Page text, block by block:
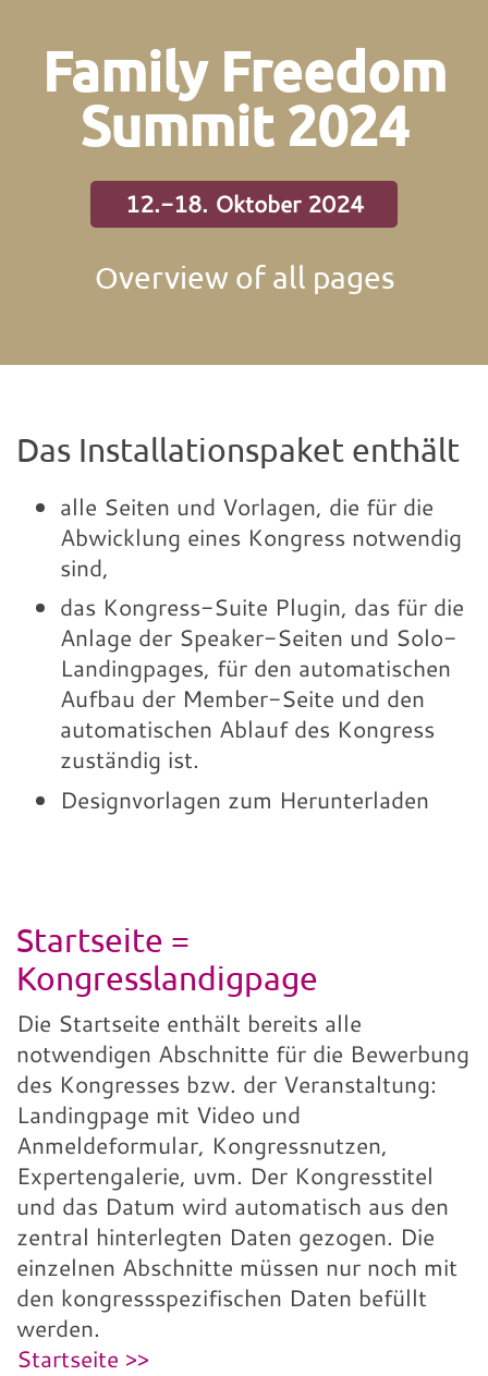
Family Freedom
Summit 2024
12.-18. Oktober 2024
Overview of all pages
Das Installationspaket enthält
alle Seiten und Vorlagen, die für die
Abwicklung eines Kongress notwendig
sind,
das Kongress-Suite Plugin, das für die
Anlage der Speaker-Seiten und Solo-
Landingpages, für den automatischen
Aufbau der Member-Seite und den
automatischen Ablauf des Kongress
zuständig ist.
Designvorlagen zum Herunterladen
Startseite =
Kongresslandigpage
Die Startseite enthält bereits alle
notwendigen Abschnitte für die Bewerbung
des Kongresses bzw. der Veranstaltung:
Landingpage mit Video und
Anmeldeformular, Kongressnutzen,
Expertengalerie, uvm. Der Kongresstitel
und das Datum wird automatisch aus den
zentral hinterlegten Daten gezogen. Die
einzelnen Abschnitte müssen nur noch mit
den kongressspezifischen Daten befüllt
werden.
Startseite >>